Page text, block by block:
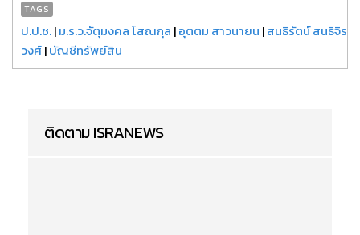
TAGS
ป.ป.ช.|ม.ร.ว.จัตุมงคล โสณกุล |อุตตม สาวนายน |สนธิรัตน์ สนธิจิร
วงศ์|บัญชีทรัพย์สิน
ติดตาม ISRANEWS